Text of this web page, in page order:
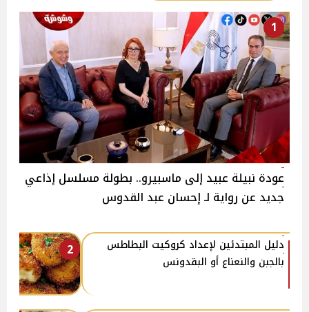
1
عودة نبيلة عبيد إلى ماسبيرو.. بطولة مسلسل إذاعي
جديد عن رواية لـ إحسان عبد القدوس
2
دليل المبتدئين لإعداد كروكيت البطاطس
بالجبن والنعناع أو البقدونس